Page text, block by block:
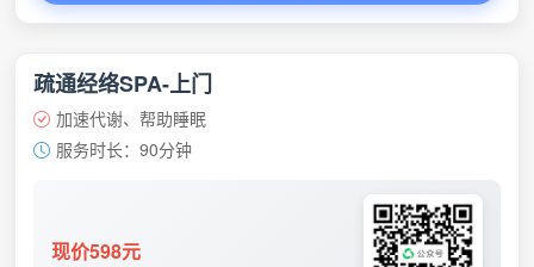
疏通经络SPA-上门
加速代谢、帮助睡眠
服务时长：90分钟
现价598元